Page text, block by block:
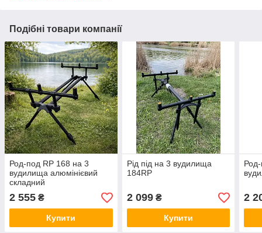
Подібні товари компанії
Род-под RP 168 на 3
вудилища алюмінієвий
складний
2 555 ₴
Купити
Рід під на 3 вудилища
184RP
2 099₴
Купити
2